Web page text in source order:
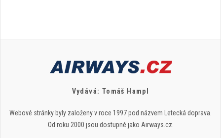
Vydává: Tomáš Hampl
Webové stránky byly založeny v roce 1997 pod názvem Letecká doprava.
Od roku 2000 jsou dostupné jako Airways.cz.